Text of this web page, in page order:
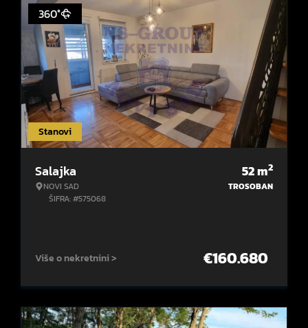
Stanovi
360°
Salajka
NOVI SAD
ŠIFRA: #575068
52m2
TROSOBAN
Više o nekretnini > €160.680